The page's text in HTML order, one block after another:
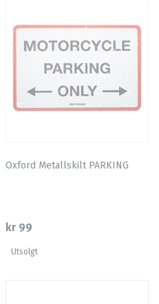
Oxford Metallskilt PARKING
kr 99
Utsolgt